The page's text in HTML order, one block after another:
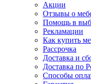
Акции
Отзывы о
Помощь в
Рекламации
Как купить
Рассрочка
Доставка и
Доставка по
Способы